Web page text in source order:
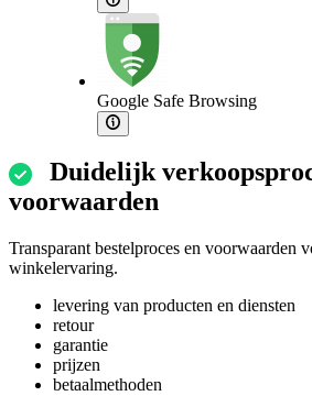
Google Safe Browsing
Duidelijk
voorwaarden
Transparant bestelproces en voorwaarden
winkelervaring.
levering van producten en diensten
retour
garantie
prijzen
betaalmethoden